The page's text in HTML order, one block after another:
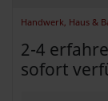
Handwerk, Haus &
2-4
sofort